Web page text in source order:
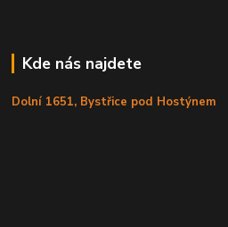
Kde nás najdete
Dolní 1651, Bystřice pod Hostýnem